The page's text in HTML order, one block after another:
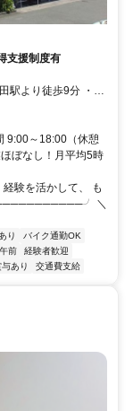
支援制度有
駅より徒歩9分 ・尺
）より車で19分
橿原市）より車で
田原本駅（磯城郡
物無制限）
9:00～18:00（休憩
ぼなし！月平均5時
を活かして、 も
＼
り
バイク通勤OK
午前
経験者歓迎
与あり 交通費支給